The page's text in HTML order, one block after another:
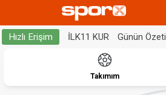
Hızlı Erişim İLK11 KUR Günün Özeti
Takımım